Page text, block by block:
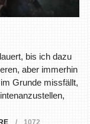
bis ich dazu
aber immerhin
Grunde missfällt,
1072